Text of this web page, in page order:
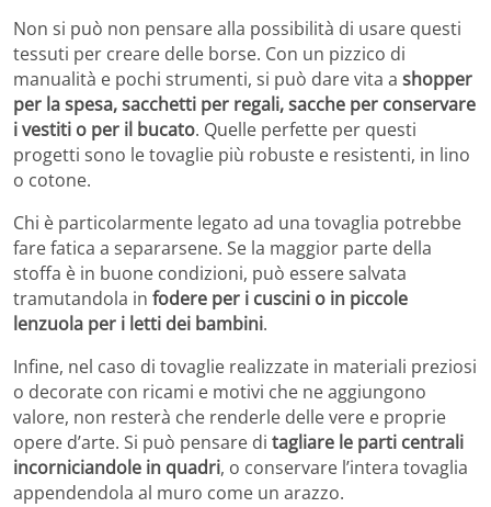
Non si può non pensare alla possibilità di usare questi
tessuti per creare delle borse. Con un pizzico di
manualità e pochi strumenti, si può dare vita a shopper
per la spesa, sacchetti per regali, sacche per conservare
i vestiti o per il bucato. Quelle perfette per questi
progetti sono le tovaglie più robuste e resistenti, in lino
o cotone.
Chi è particolarmente legato ad una tovaglia potrebbe
fare fatica a separarsene. Se la maggior parte della
stoffa è in buone condizioni, può essere salvata
tramutandola in fodere per i cuscini o in piccole
lenzuola per i letti dei bambini.
Infine, nel caso di tovaglie realizzate in materiali preziosi
o decorate con ricami e motivi che ne aggiungono
valore, non resterà che renderle delle vere e proprie
opere d’arte. Si può pensare di tagliare le parti centrali
incorniciandole in quadri, o conservare l’intera tovaglia
appendendola al muro come un arazzo.